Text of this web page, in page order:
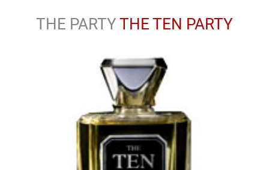
THE PARTY THE TEN PARTY